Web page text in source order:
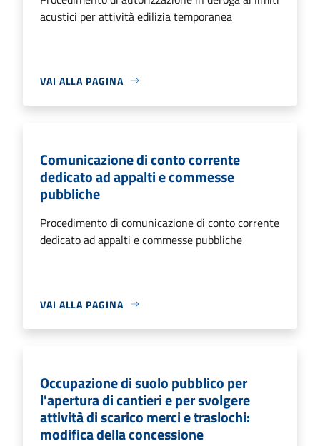
acustici per attività edilizia temporanea
VAI ALLA PAGINA
Comunicazione di conto corrente
dedicato ad appalti e commesse
pubbliche
Procedimento di comunicazione di conto corrente
dedicato ad appalti e commesse pubbliche
VAI ALLA PAGINA
Occupazione di suolo pubblico per
l'apertura di cantieri e per svolgere
attività di scarico merci e traslochi:
modifica della concessione